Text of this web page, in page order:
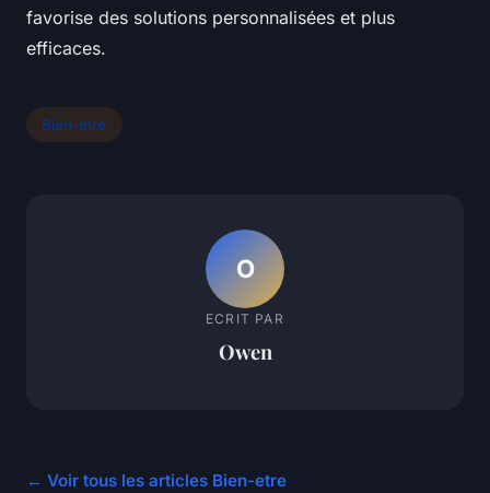
favorise des solutions personnalisées et plus
efficaces.
Bien-etre
O
ECRIT PAR
Owen
← Voir tous les articles Bien-etre